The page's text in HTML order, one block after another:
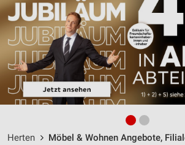
Herten Möbel & Wohnen Angebote,